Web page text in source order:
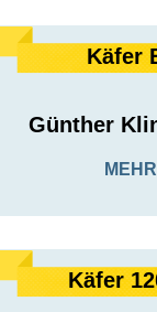
Käfer
Günther
Käfer